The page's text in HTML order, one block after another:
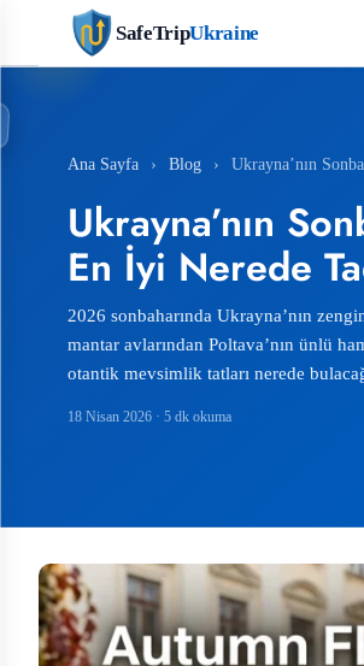
SafeTripUkraine
Ana Sayfa › Blog › Ukrayna’nın
Ukrayna’nın
En İyi Nerede
2026 sonbaharında Ukrayna’nın
mantar avlarından Poltava’nın ünlü
otantik mevsimlik tatları nerede
18 Nisan 2026 · 5 dk okuma